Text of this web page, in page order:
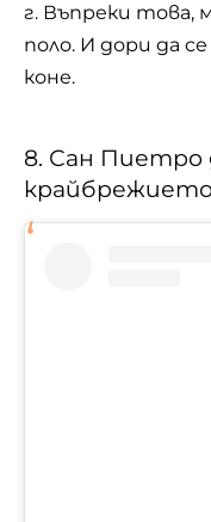
г. Въпреки това,
поло. И дори да
коне.
8. Сан Пиетро